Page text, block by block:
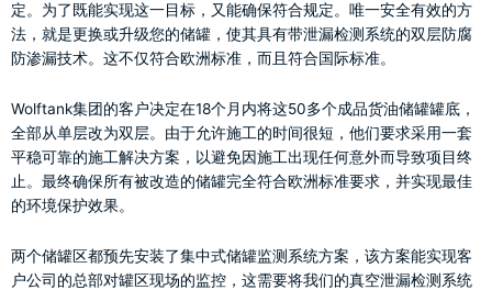
定。为了既能实现这一目标，又能确保符合规定。唯一安全有效的方
法，就是更换或升级您的储罐，使其具有带泄漏检测系统的双层防腐
防渗漏技术。这不仅符合欧洲标准，而且符合国际标准。
Wolftank集团的客户决定在18个月内将这50多个成品货油储罐罐底，
全部从单层改为双层。由于允许施工的时间很短，他们要求采用一套
平稳可靠的施工解决方案，以避免因施工出现任何意外而导致项目终
止。最终确保所有被改造的储罐完全符合欧洲标准要求，并实现最佳
的环境保护效果。
两个储罐区都预先安装了集中式储罐监测系统方案，该方案能实现客
户公司的总部对罐区现场的监控，这需要将我们的真空泄漏检测系统